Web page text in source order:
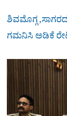
ಶಿವಮೊಗ್ಗ
ಗಮನಿಸಿ ಅಡಿಕೆ